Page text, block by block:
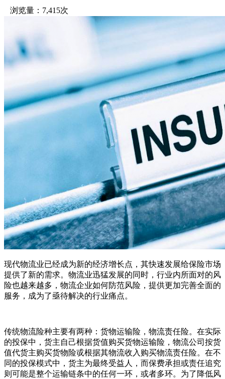
浏览量：7,415次
现代物流业已经成为新的经济增长点，其快速发展给保险市场
提供了新的需求。物流业迅猛发展的同时，行业内所面对的风
险也越来越多，物流企业如何防范风险，提供更加完善全面的
服务，成为了亟待解决的行业痛点。
传统物流险种主要有两种：货物运输险，物流责任险。在实际
的投保中，货主自己根据货值购买货物运输险，物流公司按货
值代货主购买货物险戓根据其物流收入购买物流责任险。在不
同的投保模式中，货主为最终受益人，而保费承担或责任追究
则可能是整个运输链条中的任何一环，或者多环。为了降低风